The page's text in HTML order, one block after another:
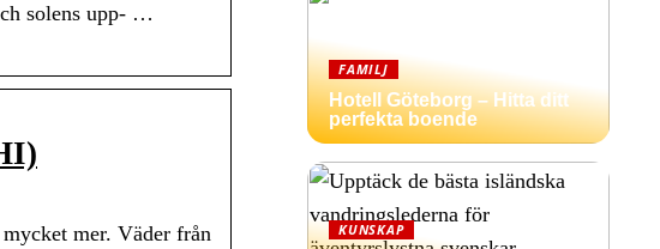
solens upp- …
mer. Väder från
FAMILJ
Hotell Göteborg – Hitta ditt
perfekta boende
KUNSKAP